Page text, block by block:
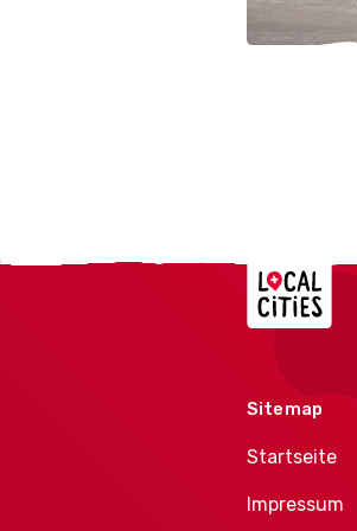
Localcities
Sitemap
Startseite
Impressum